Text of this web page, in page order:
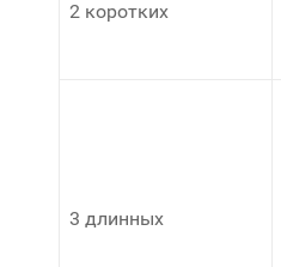
2 коротких
3 длинных